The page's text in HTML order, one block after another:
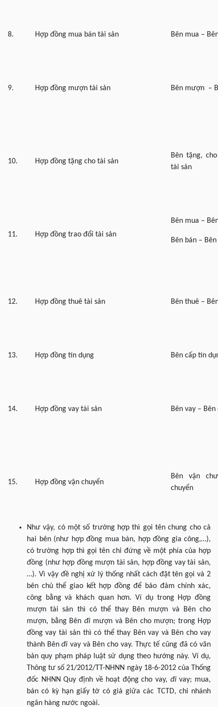
8. Hợp đồng mua bán tài sản Bên mua –
9. Hợp đồng mượn tài sản Bên mượn –
10. Hợp đồng tặng cho tài sản
Bên tặng,
tài sản
11. Hợp đồng trao đổi tài sản
Bên mua –
Bên bán –
12. Hợp đồng thuê tài sản Bên thuê –
13. Hợp đồng tín dụng Bên cấp tín
14. Hợp đồng vay tài sản Bên vay –
15. Hợp đồng vận chuyển
Bên vận
chuyển
Như vậy, có một số trường hợp thì gọi tên chung cho cả
hai bên (như hợp đồng mua bán, hợp đồng gia công,…),
có trường hợp thì gọi tên chỉ đứng về một phía của hợp
đồng (như hợp đồng mượn tài sản, hợp đồng vay tài sản,
…). Vì vậy đề nghị xử lý thống nhất cách đặt tên gọi và 2
bên chủ thể giao kết hợp đồng để bảo đảm chính xác,
công bằng và khách quan hơn. Ví dụ trong Hợp đồng
mượn tài sản thì có thể thay Bên mượn và Bên cho
mượn, bằng Bên đimượn và Bên cho mượn; trong Hợp
đồng vay tài sản thì có thể thay Bên vay và Bên cho vay
thành Bênđi vay và Bên cho vay. Thực tế cũng đã có văn
bản quy phạm pháp luật sử dụng theo hướng này. Ví dụ,
Thông tư số 21/2012/TT-NHNN ngày 18-6-2012 của Thống
đốc NHNN Quy định về hoạt động cho vay, đivay; mua,
bán có kỳ hạn giấy tờ có giá giữa các TCTD, chi nhánh
ngân hàng nước ngoài.